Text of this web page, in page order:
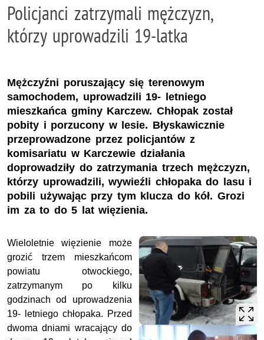
Policjanci zatrzymali mężczyzn,
którzy uprowadzili 19-latka
Mężczyźni poruszający się terenowym
samochodem, uprowadzili 19- letniego
mieszkańca gminy Karczew. Chłopak został
pobity i porzucony w lesie. Błyskawicznie
przeprowadzone przez policjantów z
komisariatu w Karczewie działania
doprowadziły do zatrzymania trzech mężczyzn,
którzy uprowadzili, wywieźli chłopaka do lasu i
pobili używając przy tym klucza do kół. Grozi
im za to do 5 lat więzienia.
Wieloletnie więzienie może
grozić trzem mieszkańcom
powiatu otwockiego,
zatrzymanym po kilku
godzinach od uprowadzenia
19- letniego chłopaka. Przed
dwoma dniami wracający do